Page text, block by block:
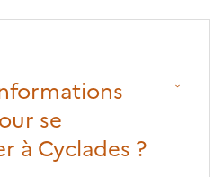
se
à Cyclades ?